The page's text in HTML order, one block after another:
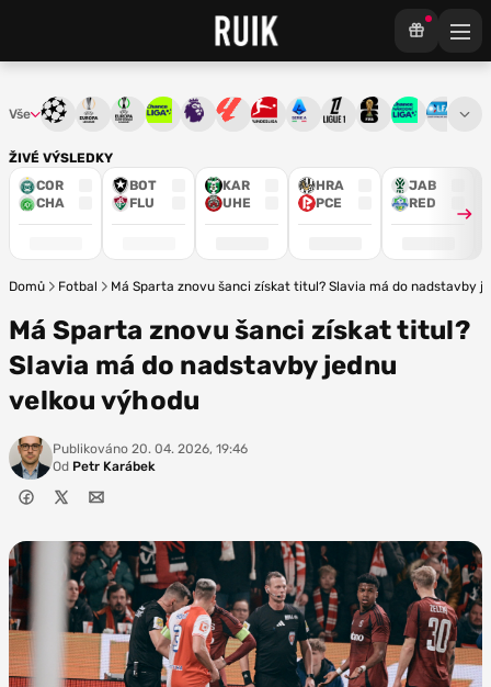
ŽIVÉ VÝSLEDKY
COR
CHA
BOT
FLU
KAR
UHE
HRA
PCE
JAB
RED
Vše Liga mistrůEvropská liga
Konferenční liga
Chance ligaPremier League
La LigaBundesliga
Serie ALigue 1Mistrovství světa
Chance3. ČFL
Domů Fotbal Má Sparta znovu šanci získat titul? Slavia má do nadstavby
Má Sparta znovu šanci získat titul?
Slavia má do nadstavby jednu
velkou výhodu
Publikováno 20. 04. 2026, 19:46
Od Petr Karábek